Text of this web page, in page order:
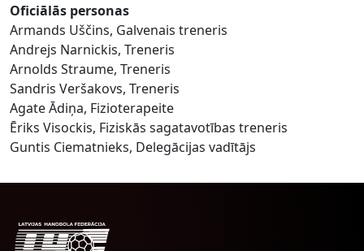
Oficiālās personas
Armands Uščins, Galvenais treneris
Andrejs Narnickis, Treneris
Arnolds Straume, Treneris
Sandris Veršakovs, Treneris
Agate Ādiņa, Fizioterapeite
Ēriks Visockis, Fiziskās sagatavotības treneris
Guntis Ciematnieks, Delegācijas vadītājs